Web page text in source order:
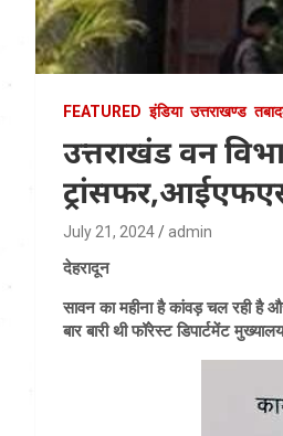
FEATURED इंडिया उत्तराखण्ड
उत्तराखंड वन
July 21, 2024 admin
देहरादून
सावन का महीना है कांवड़ चल रही है
बार बारी थी फॉरेस्ट डिपार्टमेंट